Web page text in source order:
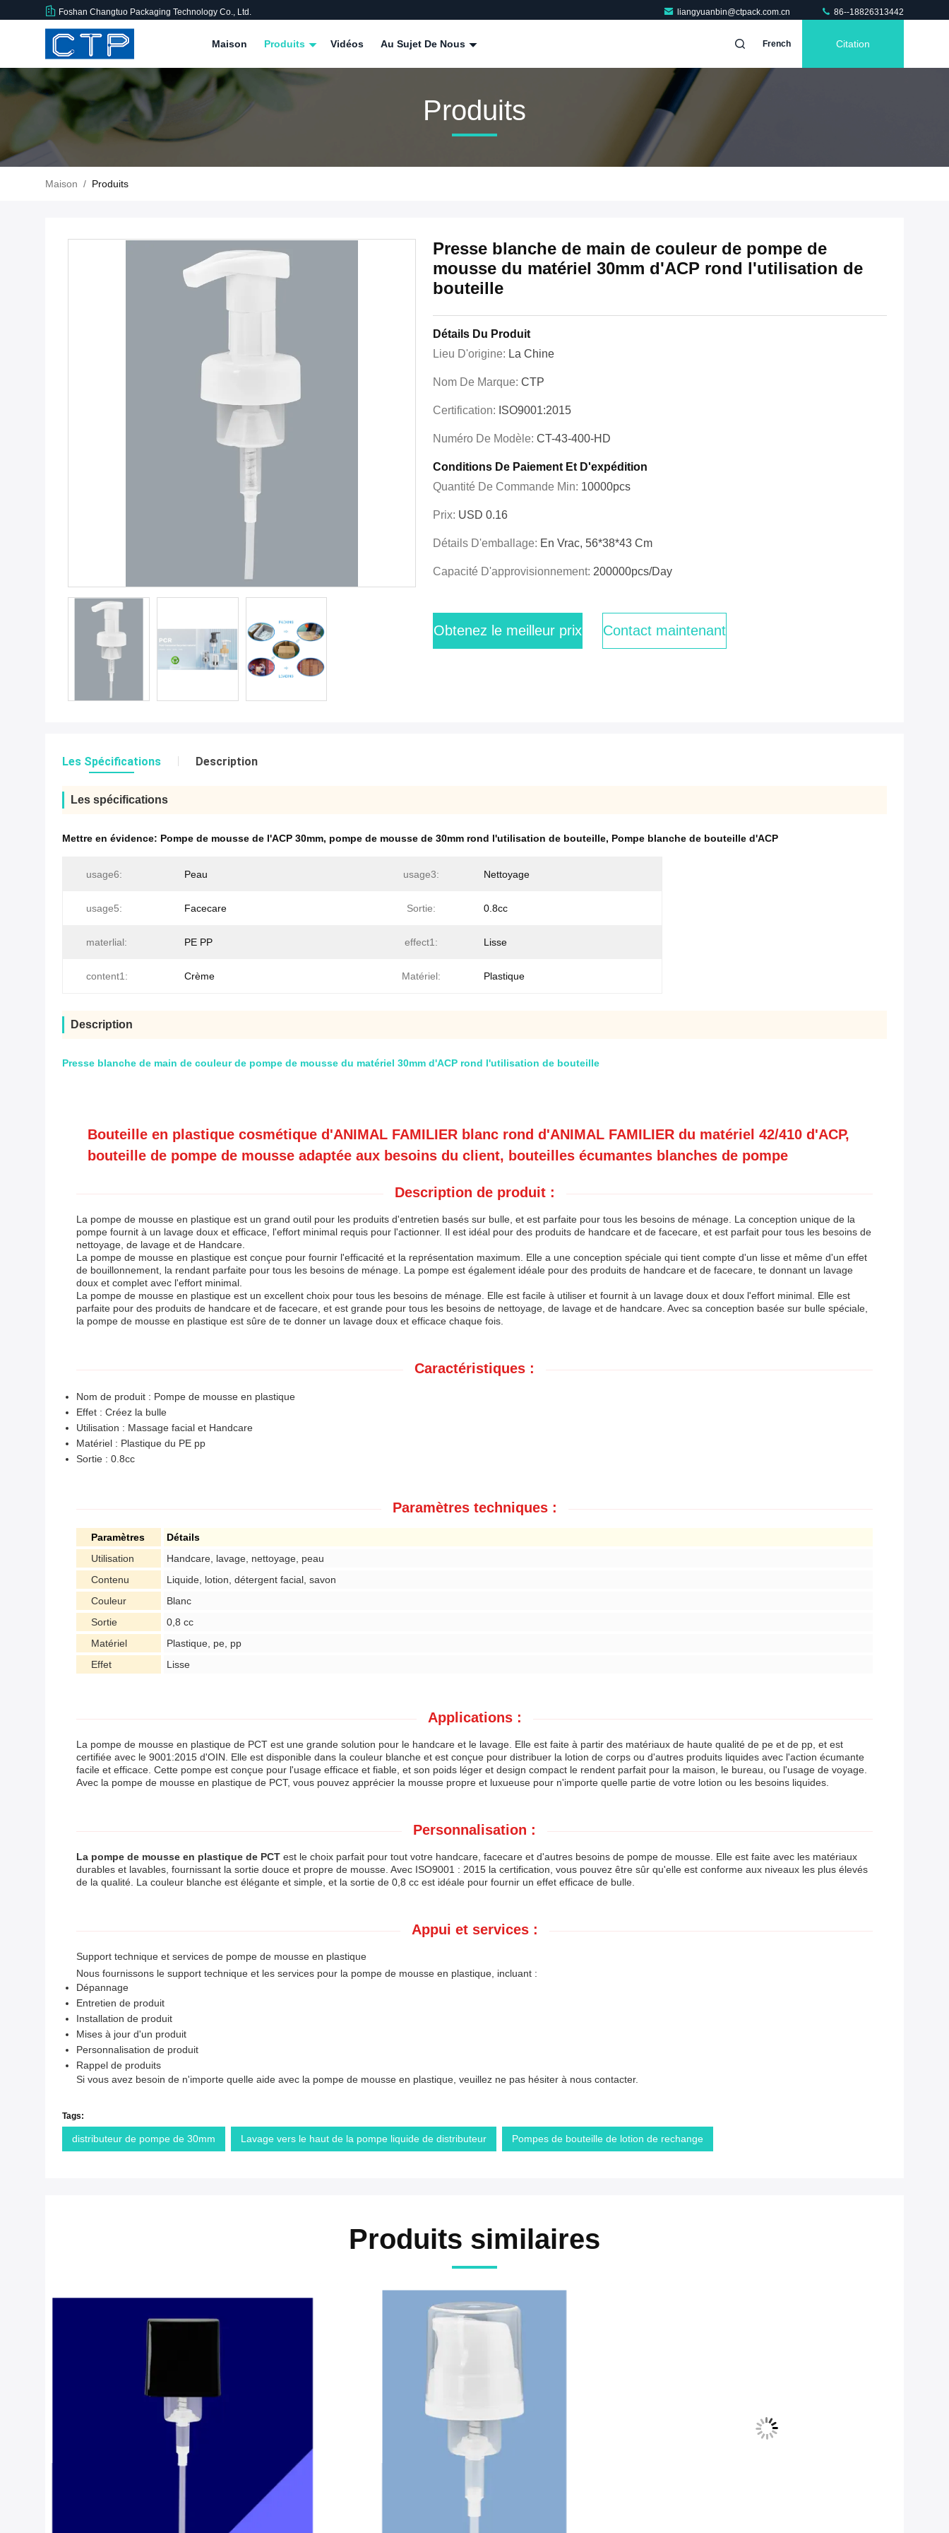
Foshan Changtuo Packaging Technology Co., Ltd. liangyuanbin@ctpack.com.cn 86--18826313442
Maison Produits Vidéos Au Sujet De Nous French Citation
Produits
Maison / Produits
Presse blanche de main de couleur de pompe de
mousse du matériel 30mm d'ACP rond l'utilisation de
bouteille
Détails Du Produit
Lieu D'origine: La Chine
Nom De Marque: CTP
Certification: ISO9001:2015
Numéro De Modèle: CT-43-400-HD
Conditions De Paiement Et D'expédition
Quantité De Commande Min: 10000pcs
Prix: USD 0.16
Détails D'emballage: En Vrac, 56*38*43 Cm
Capacité D'approvisionnement: 200000pcs/day
Obtenez le meilleur prix Contact maintenant
Les Spécifications Description
Les spécifications
Mettre en évidence: Pompe de mousse de l'ACP 30mm, pompe de mousse de 30mm rond l'utilisation de bouteille, Pompe blanche de bouteille d'ACP
usage6: Peau usage3: Nettoyage
usage5: Facecare Sortie: 0.8cc
materlial: PE PP effect1: Lisse
content1: Crème Matériel: Plastique
Description
Presse blanche de main de couleur de pompe de mousse du matériel 30mm d'ACP rond l'utilisation de bouteille
Bouteille en plastique cosmétique d'ANIMAL FAMILIER blanc rond d'ANIMAL FAMILIER du matériel 42/410 d'ACP,
bouteille de pompe de mousse adaptée aux besoins du client, bouteilles écumantes blanches de pompe
Description de produit :
La pompe de mousse en plastique est un grand outil pour les produits d'entretien basés sur bulle, et est parfaite pour tous les besoins de ménage. La conception unique de la
pompe fournit à un lavage doux et efficace, l'effort minimal requis pour l'actionner. Il est idéal pour des produits de handcare et de facecare, et est parfait pour tous les besoins de
nettoyage, de lavage et de Handcare.
La pompe de mousse en plastique est conçue pour fournir l'efficacité et la représentation maximum. Elle a une conception spéciale qui tient compte d'un lisse et même d'un effet
de bouillonnement, la rendant parfaite pour tous les besoins de ménage. La pompe est également idéale pour des produits de handcare et de facecare, te donnant un lavage
doux et complet avec l'effort minimal.
La pompe de mousse en plastique est un excellent choix pour tous les besoins de ménage. Elle est facile à utiliser et fournit à un lavage doux et doux l'effort minimal. Elle est
parfaite pour des produits de handcare et de facecare, et est grande pour tous les besoins de nettoyage, de lavage et de handcare. Avec sa conception basée sur bulle spéciale,
la pompe de mousse en plastique est sûre de te donner un lavage doux et efficace chaque fois.
Caractéristiques :
Nom de produit : Pompe de mousse en plastique
Effet : Créez la bulle
Utilisation : Massage facial et Handcare
Matériel : Plastique du PE pp
Sortie : 0.8cc
Paramètres techniques :
Paramètres
Détails
Utilisation
Handcare, lavage, nettoyage, peau
Contenu
Liquide, lotion, détergent facial, savon
Couleur
Blanc
Sortie
0,8 cc
Matériel
Plastique, pe, pp
Effet
Lisse
Applications :
La pompe de mousse en plastique de PCT est une grande solution pour le handcare et le lavage. Elle est faite à partir des matériaux de haute qualité de pe et de pp, et est
certifiée avec le 9001:2015 d'OIN. Elle est disponible dans la couleur blanche et est conçue pour distribuer la lotion de corps ou d'autres produits liquides avec l'action écumante
facile et efficace. Cette pompe est conçue pour l'usage efficace et fiable, et son poids léger et design compact le rendent parfait pour la maison, le bureau, ou l'usage de voyage.
Avec la pompe de mousse en plastique de PCT, vous pouvez apprécier la mousse propre et luxueuse pour n'importe quelle partie de votre lotion ou les besoins liquides.
Personnalisation :
La pompe de mousse en plastique de PCT est le choix parfait pour tout votre handcare, facecare et d'autres besoins de pompe de mousse. Elle est faite avec les matériaux
durables et lavables, fournissant la sortie douce et propre de mousse. Avec ISO9001 : 2015 la certification, vous pouvez être sûr qu'elle est conforme aux niveaux les plus élevés
de la qualité. La couleur blanche est élégante et simple, et la sortie de 0,8 cc est idéale pour fournir un effet efficace de bulle.
Appui et services :
Support technique et services de pompe de mousse en plastique
Nous fournissons le support technique et les services pour la pompe de mousse en plastique, incluant :
Dépannage
Entretien de produit
Installation de produit
Mises à jour d'un produit
Personnalisation de produit
Rappel de produits
Si vous avez besoin de n'importe quelle aide avec la pompe de mousse en plastique, veuillez ne pas hésiter à nous contacter.
Tags:
distributeur de pompe de 30mm Lavage vers le haut de la pompe liquide de distributeur Pompes de bouteille de lotion de rechange
Produits similaires